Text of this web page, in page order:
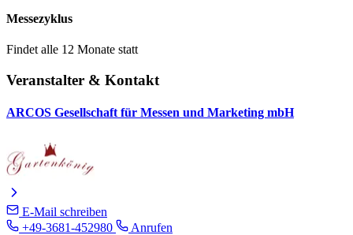
Messezyklus
Findet alle 12 Monate statt
Veranstalter & Kontakt
ARCOS Gesellschaft für Messen und Marketing mbH
E-Mail schreiben
+49-3681-452980
Anrufen